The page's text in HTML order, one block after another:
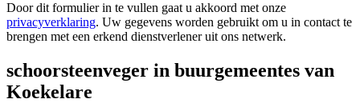
Door dit formulier in te vullen gaat u akkoord met onze
privacyverklaring. Uw gegevens worden gebruikt om u in contact te
brengen met een erkend dienstverlener uit ons netwerk.
schoorsteenveger in buurgemeentes van
Koekelare